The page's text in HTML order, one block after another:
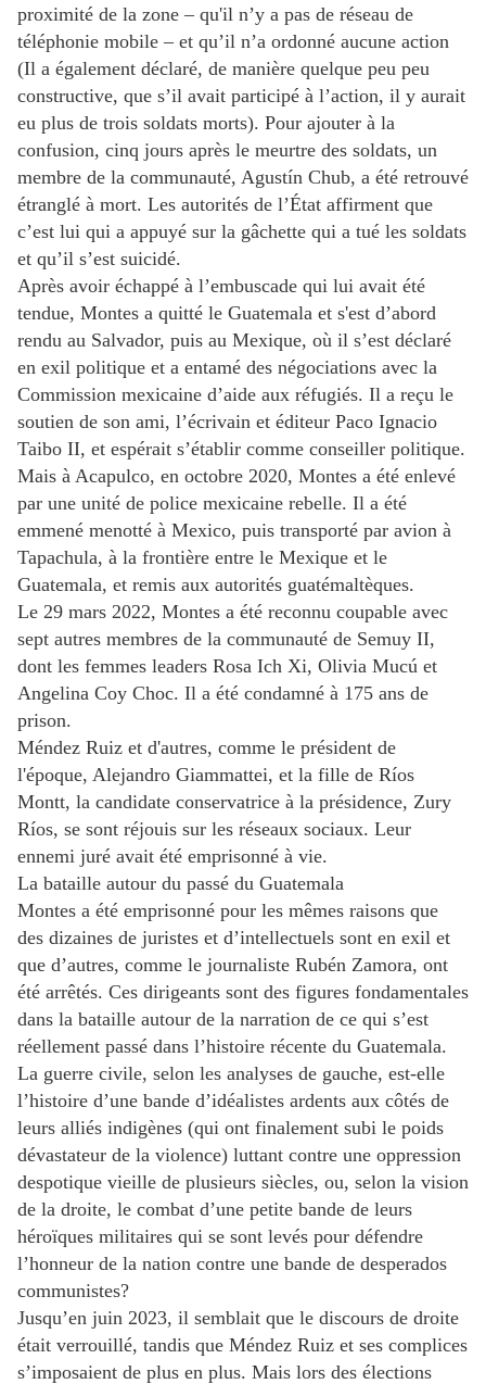
proximité de la zone – qu'il n’y a pas de réseau de
téléphonie mobile – et qu’il n’a ordonné aucune action
(Il a également déclaré, de manière quelque peu peu
constructive, que s’il avait participé à l’action, il y aurait
eu plus de trois soldats morts). Pour ajouter à la
confusion, cinq jours après le meurtre des soldats, un
membre de la communauté, Agustín Chub, a été retrouvé
étranglé à mort. Les autorités de l’État affirment que
c’est lui qui a appuyé sur la gâchette qui a tué les soldats
et qu’il s’est suicidé.
Après avoir échappé à l’embuscade qui lui avait été
tendue, Montes a quitté le Guatemala et s'est d’abord
rendu au Salvador, puis au Mexique, où il s’est déclaré
en exil politique et a entamé des négociations avec la
Commission mexicaine d’aide aux réfugiés. Il a reçu le
soutien de son ami, l’écrivain et éditeur Paco Ignacio
Taibo II, et espérait s’établir comme conseiller politique.
Mais à Acapulco, en octobre 2020, Montes a été enlevé
par une unité de police mexicaine rebelle. Il a été
emmené menotté à Mexico, puis transporté par avion à
Tapachula, à la frontière entre le Mexique et le
Guatemala, et remis aux autorités guatémaltèques.
Le 29 mars 2022, Montes a été reconnu coupable avec
sept autres membres de la communauté de Semuy II,
dont les femmes leaders Rosa Ich Xi, Olivia Mucú et
Angelina Coy Choc. Il a été condamné à 175 ans de
prison.
Méndez Ruiz et d'autres, comme le président de
l'époque, Alejandro Giammattei, et la fille de Ríos
Montt, la candidate conservatrice à la présidence, Zury
Ríos, se sont réjouis sur les réseaux sociaux. Leur
ennemi juré avait été emprisonné à vie.
La bataille autour du passé du Guatemala
Montes a été emprisonné pour les mêmes raisons que
des dizaines de juristes et d’intellectuels sont en exil et
que d’autres, comme le journaliste Rubén Zamora, ont
été arrêtés. Ces dirigeants sont des figures fondamentales
dans la bataille autour de la narration de ce qui s’est
réellement passé dans l’histoire récente du Guatemala.
La guerre civile, selon les analyses de gauche, est-elle
l’histoire d’une bande d’idéalistes ardents aux côtés de
leurs alliés indigènes (qui ont finalement subi le poids
dévastateur de la violence) luttant contre une oppression
despotique vieille de plusieurs siècles, ou, selon la vision
de la droite, le combat d’une petite bande de leurs
héroïques militaires qui se sont levés pour défendre
l’honneur de la nation contre une bande de desperados
communistes?
Jusqu’en juin 2023, il semblait que le discours de droite
était verrouillé, tandis que Méndez Ruiz et ses complices
s’imposaient de plus en plus. Mais lors des élections